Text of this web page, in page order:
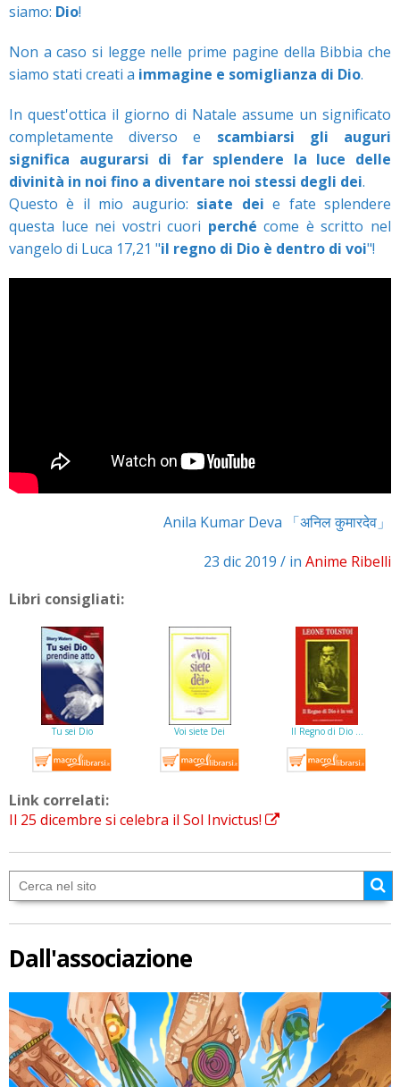
siamo: Dio!
Non a caso si legge nelle prime pagine della Bibbia che
siamo stati creati a immagine e somiglianza di Dio.
In quest'ottica il giorno di Natale assume un significato
completamente diverso e scambiarsi gli auguri
significa augurarsi di far splendere la luce delle
divinità in noi fino a diventare noi stessi degli dei.
Questo è il mio augurio: siate dei e fate splendere
questa luce nei vostri cuori perché come è scritto nel
vangelo di Luca 17,21 "il regno di Dio è dentro di voi"!
Anila Kumar Deva 「अनिल कुमारदेव」
23 dic 2019 / in Anime Ribelli
Libri consigliati:
Tu sei Dio Voi siete Dei Il Regno di Dio …
Link correlati:
Il 25 dicembre si celebra il Sol Invictus!
Dall'associazione